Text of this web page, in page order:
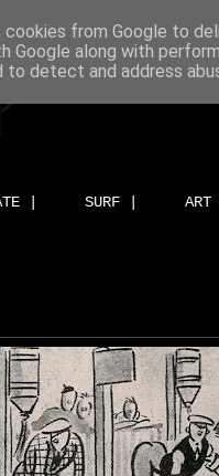
| SURF |
cookies from Google to
Google along with
to detect and address